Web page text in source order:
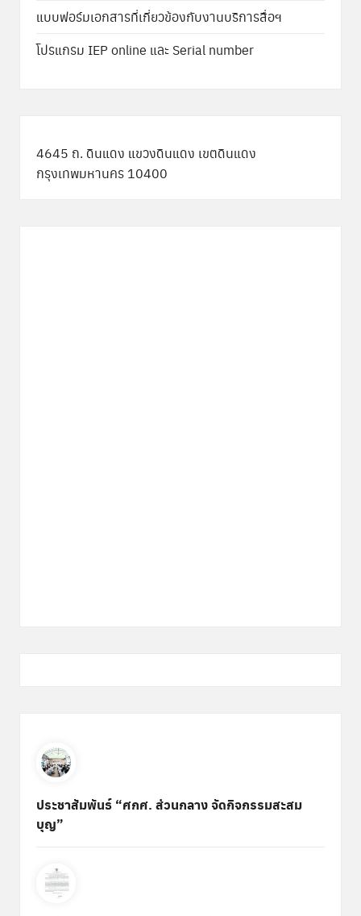
แบบฟอร์มเอกสารที่เกี่ยวข้องกับงานบริการสื่อฯ
โปรแกรม IEP online และ Serial number
4645 ถ. ดินแดง แขวงดินแดง เขตดินแดง
กรุงเทพมหานคร 10400
ประชาสัมพันธ์ “ศกศ. ส่วนกลาง จัดกิจกรรมสะสม
บุญ”